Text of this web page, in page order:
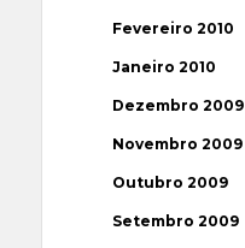
Fevereiro 2010
Janeiro 2010
Dezembro 2009
Novembro 2009
Outubro 2009
Setembro 2009